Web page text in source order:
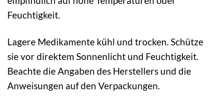
Feuchtigkeit.
Lagere Medikamente kühl und trocken. Schütze
sie vor direktem Sonnenlicht und Feuchtigkeit.
Beachte die Angaben des Herstellers und die
Anweisungen auf den Verpackungen.